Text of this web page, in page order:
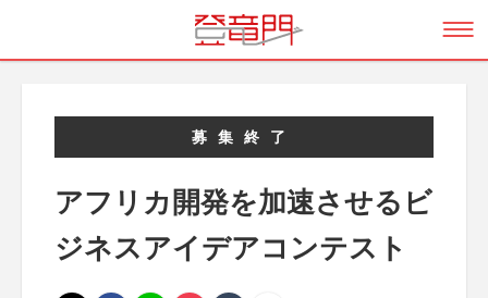
募集終了
アフリカ開発を加速させるビ
ジネスアイデアコンテスト